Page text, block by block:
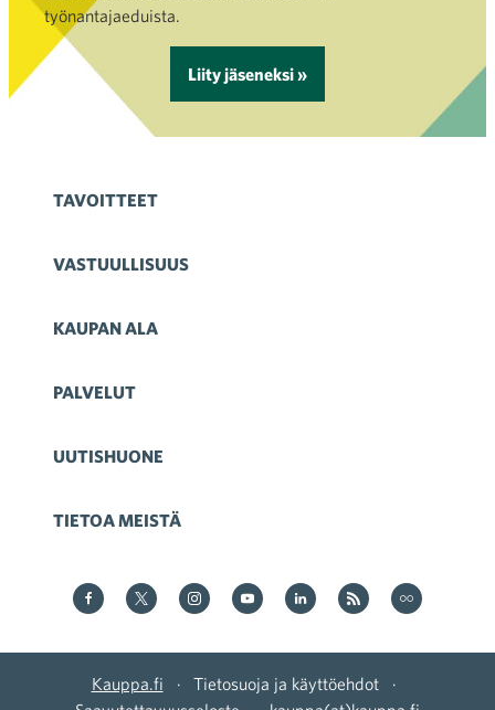
työnantajaeduista.
Liity jäseneksi »
TAVOITTEET
VASTUULLISUUS
KAUPAN ALA
PALVELUT
UUTISHUONE
TIETOA MEISTÄ
Kauppa Facebookissa
Kauppa Twitterissä
Kauppa on Instagram
Kauppa YouTubesssa
Kauppa LinkedInissä
Kauppa on RSS
Kauppa.fi · Tietosuoja ja käyttöehdot
·